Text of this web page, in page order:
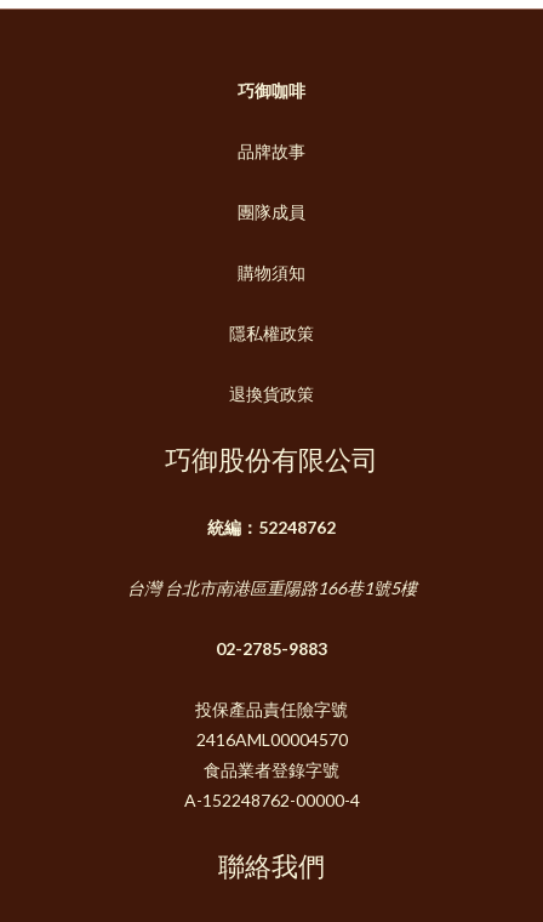
巧御咖啡
品牌故事
團隊成員
購物須知
隱私權政策
退換貨政策
巧御股份有限公司
統編：52248762
台灣 台北市南港區重陽路166巷1號5樓
02-2785-9883
投保產品責任險字號
2416AML00004570
食品業者登錄字號
A-152248762-00000-4
聯絡我們